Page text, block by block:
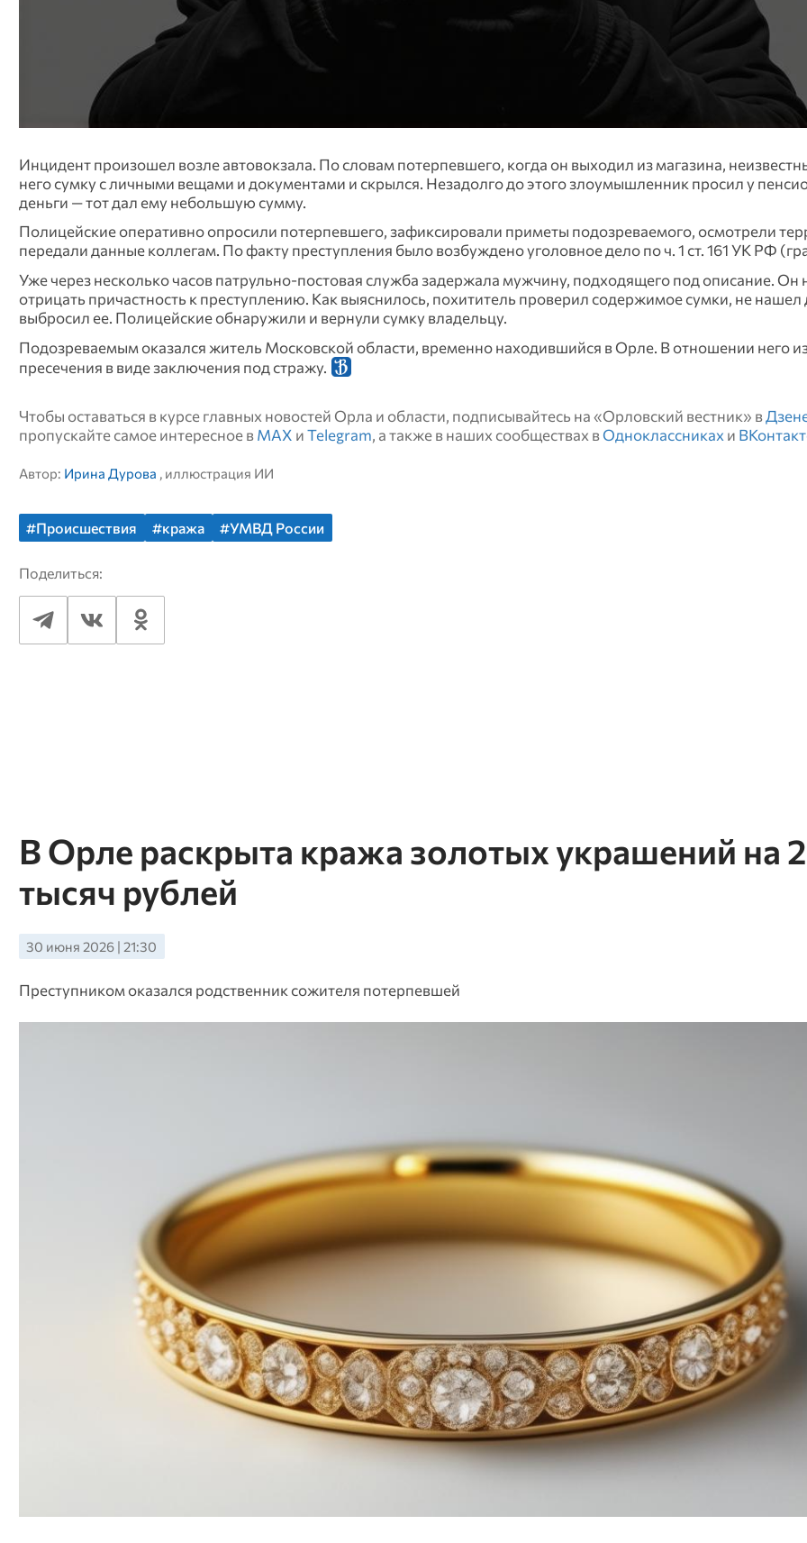
Инцидент произошел возле автовокзала. По словам потерпевшего, когда он выходил из магазина,
него сумку с личными вещами и документами и скрылся. Незадолго до этого злоумышленник просил у
деньги — тот дал ему небольшую сумму.
Полицейские оперативно опросили потерпевшего, зафиксировали приметы подозреваемого, осмотрели
передали данные коллегам. По факту преступления было возбуждено уголовное дело по ч. 1 ст. 161 УК РФ
Уже через несколько часов патрульно‑постовая служба задержала мужчину, подходящего под описание. Он
отрицать причастность к преступлению. Как выяснилось, похититель проверил содержимое сумки, не нашел
выбросил ее. Полицейские обнаружили и вернули сумку владельцу.
Подозреваемым оказался житель Московской области, временно находившийся в Орле. В отношении него
пресечения в виде заключения под стражу.
Чтобы оставаться в курсе главных новостей Орла и области, подписывайтесь на «Орловский вестник» в
пропускайте самое интересное в MAX и Telegram, а также в наших сообществах в Одноклассниках и
Автор: Ирина Дурова , иллюстрация ИИ
#Происшествия #кража #УМВД России
Поделиться:
В Орле раскрыта кража золотых украшений на
тысяч рублей
30 июня 2026 | 21:30
Преступником оказался родственник сожителя потерпевшей